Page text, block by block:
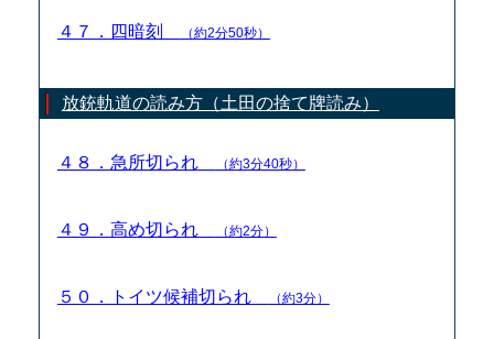
４７．四暗刻 （約2分50秒）
放銃軌道の読み方（土田の捨て牌読み）
４８．急所切られ （約3分40秒）
４９．高め切られ （約2分）
５０．トイツ候補切られ （約3分）